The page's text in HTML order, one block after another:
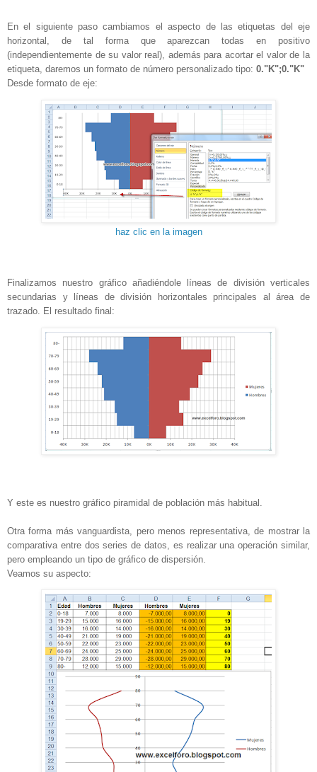
En el siguiente paso cambiamos el aspecto de las etiquetas del eje
horizontal, de tal forma que aparezcan todas en positivo
(independientemente de su valor real), además para acortar el valor de la
etiqueta, daremos un formato de número personalizado tipo: 0."K";0."K"
Desde formato de eje:
haz clic en la imagen
Finalizamos nuestro gráfico añadiéndole líneas de división verticales
secundarias y líneas de división horizontales principales al área de
trazado. El resultado final:
Y este es nuestro gráfico piramidal de población más habitual.
Otra forma más vanguardista, pero menos representativa, de mostrar la
comparativa entre dos series de datos, es realizar una operación similar,
pero empleando un tipo de gráfico de dispersión.
Veamos su aspecto: